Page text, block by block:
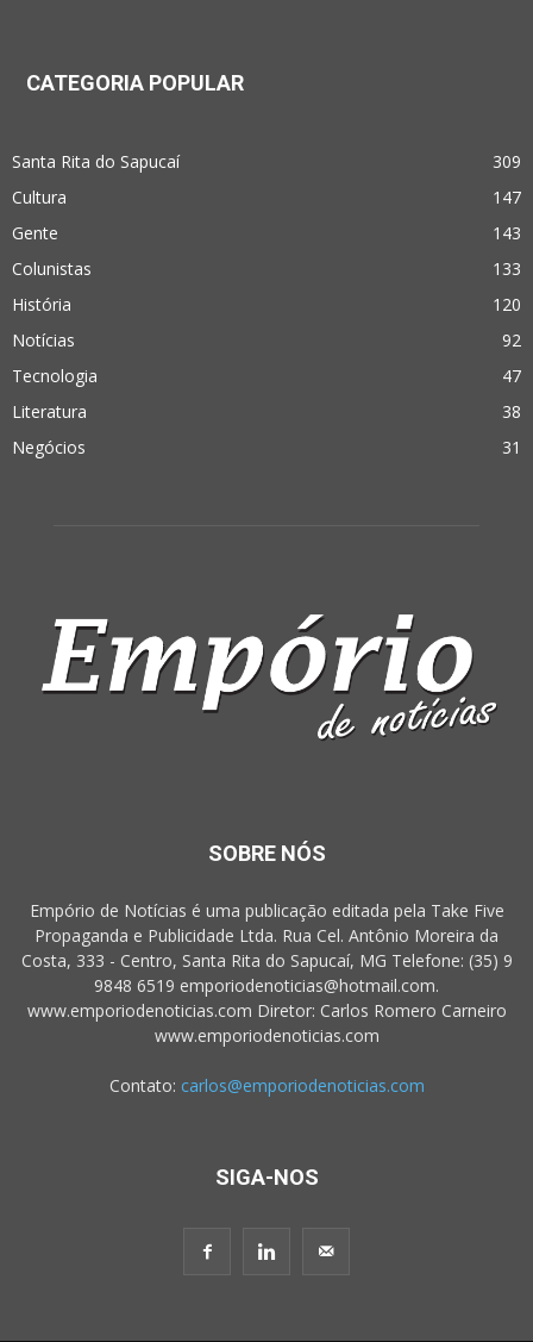
CATEGORIA POPULAR
Santa Rita do Sapucaí
309
Cultura
147
Gente
143
Colunistas
133
História
120
Notícias
92
Tecnologia
47
Literatura
38
Negócios
31
SOBRE NÓS
Empório de Notícias é uma publicação editada pela Take Five
Propaganda e Publicidade Ltda. Rua Cel. Antônio Moreira da
Costa, 333 - Centro, Santa Rita do Sapucaí, MG Telefone: (35) 9
9848 6519 emporiodenoticias@hotmail.com.
www.emporiodenoticias.com Diretor: Carlos Romero Carneiro
www.emporiodenoticias.com
Contato: carlos@emporiodenoticias.com
SIGA-NOS